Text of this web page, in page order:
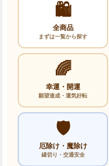
🛍️
全商品
まずは一覧から探す
🌈
幸運・開運
願望達成・運気好転
🛡️
厄除け・魔除け
縁切り・交通安全